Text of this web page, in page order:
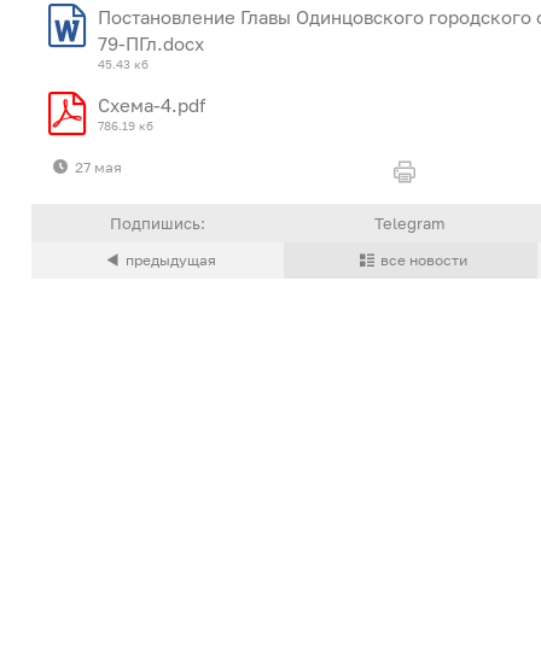
Постановление Главы Одинцовского городского
79-ПГл.docx
45.43 кб
Схема-4.pdf
786.19 кб
27 мая